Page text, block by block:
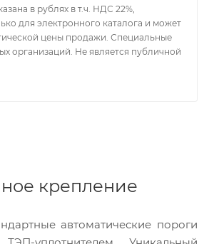
в рублях в т.ч. НДС 22%,
для электронного каталога и может
цены продажи. Специальные
организаций. Не является публичной
крепление
автоматические пороги